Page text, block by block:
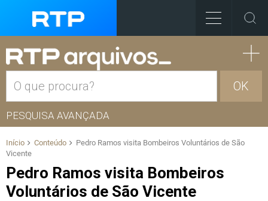
OK
PESQUISA AVANÇADA
Início Conteúdo
Pedro Ramos visita Bombeiros Voluntários de São
Vicente
Pedro Ramos visita Bombeiros
Voluntários de São Vicente